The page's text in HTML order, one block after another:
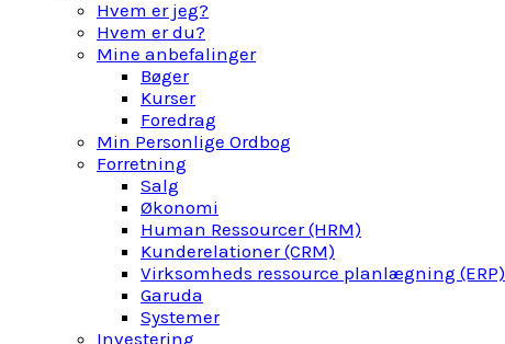
Hvem er jeg?
Hvem er du?
Mine anbefalinger
Bøger
Kurser
Foredrag
Min Personlige Ordbog
Forretning
Salg
Økonomi
Human Ressourcer (HRM)
Kunderelationer (CRM)
Virksomheds ressource planlægning (ERP)
Garuda
Systemer
Investering